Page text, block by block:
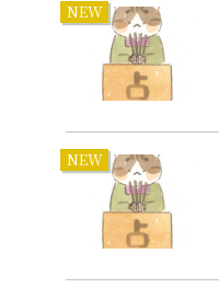
NEW
NEW